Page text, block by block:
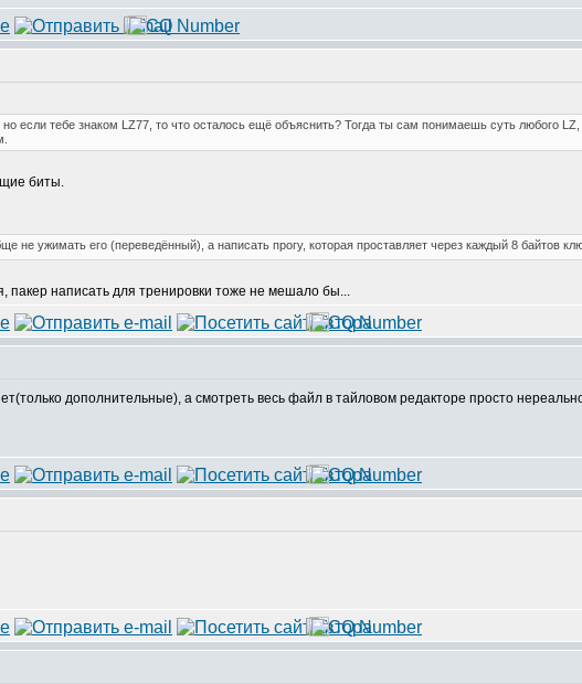
если тебе знаком LZ77, то что осталось ещё объяснить? Тогда ты сам понимаешь суть любого LZ,
биты.
не ужимать его (переведённый), а написать прогу, которая проставляет через каждый 8 байтов
пакер написать для тренировки тоже не мешало бы...
дополнительные), а смотреть весь файл в тайловом редакторе просто